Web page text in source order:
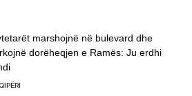
marshojnë në bulevard dhe
dorëheqjen e Ramës: Ju erdhi